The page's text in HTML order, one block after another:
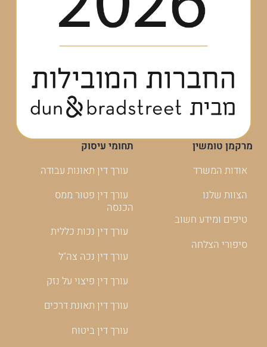
מרקמן טומשין
אודות המשרד
הצוות שלנו
טיפים ומידע חשוב
סיפורי הצלחה
תחומי עיסוק
עורך דין תאונות עבודה
עורך דין פטור ממס
הכנסה
עורך דין נכות כללית
עורך דין נכה צה"ל
עורך דין פיצוי על נזק
עורך דין תאונת דרכים
עורך דין ביטוח